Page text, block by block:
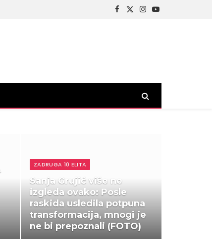
Facebook
X
Instagram
YouTube
ZADRUGA 10 ELITA
Sanja Grujić više ne
izgleda ovako: Posle
raskida usledila potpuna
transformacija, mnogi je
ne bi prepoznali (FOTO)